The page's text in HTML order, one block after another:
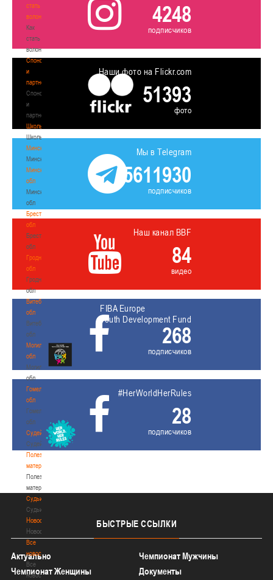
стать
волонтером
Как
стать
волонтером
Спонсоры
и
партнеры
Спонсоры
и
партнеры
Школы
Школы
Минск
Минск
Минская
обл
Минская
обл
Брестская
обл
Брестская
обл
Гродненская
обл
Гродненская
обл
Витебская
обл
Витебская
обл
Могилевская
обл
Могилевская
обл
Гомельская
обл
Гомельская
обл
Судейство
Судейство
Полезные
материалы
Полезные
материалы
Судьи
Судьи
Новости
Новости
Все
новости
Все
новости
4248
подписчиков
Наши фото на Flickr.com
51393
фото
Мы в Telegram
5611930
подписчиков
Наш канал BBF
84
видео
FIBA Europe
Youth Development Fund
268
подписчиков
#HerWorldHerRules
28
подписчиков
БЫСТРЫЕ ССЫЛКИ
Актуально
Чемпионат Мужчины
Чемпионат Женщины
Документы